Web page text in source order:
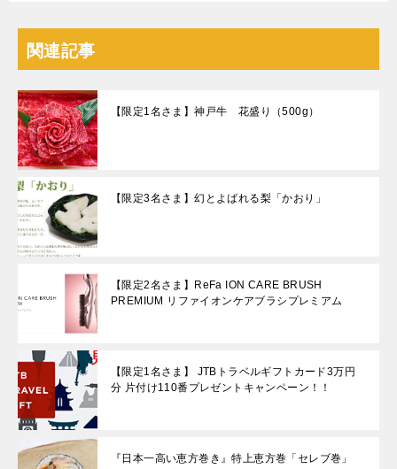
関連記事
【限定1名さま】神戸牛 花盛り（500g）
【限定3名さま】幻とよばれる梨「かおり」
【限定2名さま】ReFa ION CARE BRUSH
PREMIUM リファイオンケアブラシプレミアム
【限定1名さま】 JTBトラベルギフトカード3万円
分 片付け110番プレゼントキャンペーン！！
『日本一高い恵方巻き』特上恵方巻「セレブ巻」